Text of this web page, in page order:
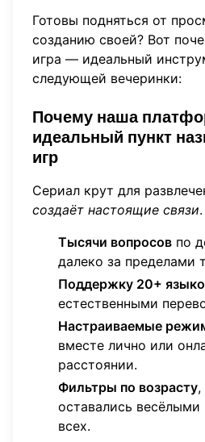
Готовы подняться от
созданию своей? Вот
игра — идеальный
следующей вечеринки:
Почему наша
идеальный пункт
игр
Сериал крут для
создаёт настоящие связи
Тысячи вопросов по
далеко за пределами
Поддержку 20+
естественными
Настраиваемые
вместе лично или
расстоянии.
Фильтры по возрасту,
оставались
всех.